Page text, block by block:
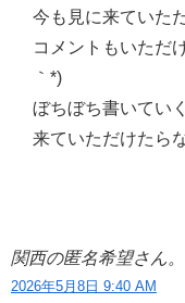
今も見に来ていた
コメントもいただ
｀*)
ぼちぼち書いてい
来ていただけたら
関西の匿名希望さん。
2026年5月8日 9:40 AM